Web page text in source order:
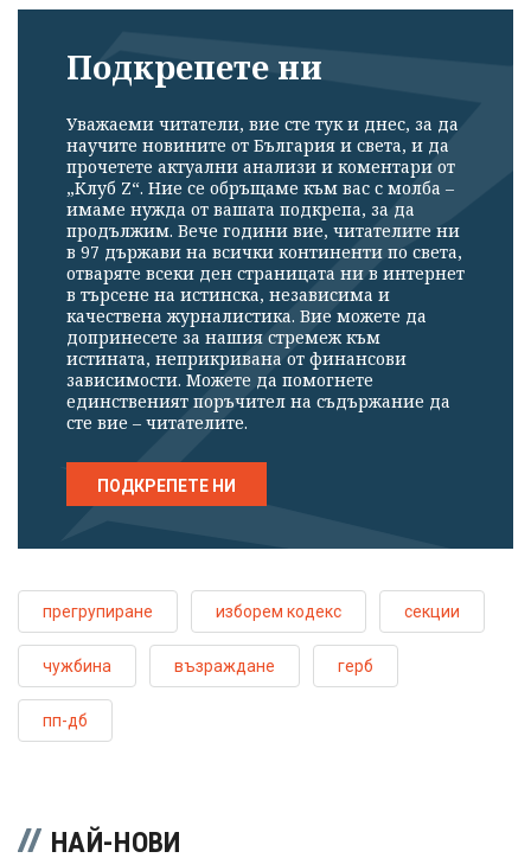
Подкрепете ни
Уважаеми читатели, вие сте тук и днес, за да
научите новините от България и света, и да
прочетете актуални анализи и коментари от
„Клуб Z“. Ние се обръщаме към вас с молба –
имаме нужда от вашата подкрепа, за да
продължим. Вече години вие, читателите ни
в 97 държави на всички континенти по света,
отваряте всеки ден страницата ни в интернет
в търсене на истинска, независима и
качествена журналистика. Вие можете да
допринесете за нашия стремеж към
истината, неприкривана от финансови
зависимости. Можете да помогнете
единственият поръчител на съдържание да
сте вие – читателите.
ПОДКРЕПЕТЕ НИ
прегрупиране изборем кодекс секции
чужбина възраждане герб
пп-дб
НАЙ-НОВИ